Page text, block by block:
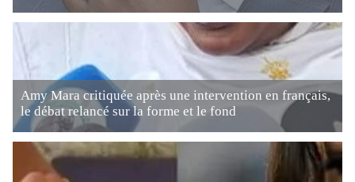
Amy Mara critiquée après une intervention en français,
le débat relancé sur la forme et le fond